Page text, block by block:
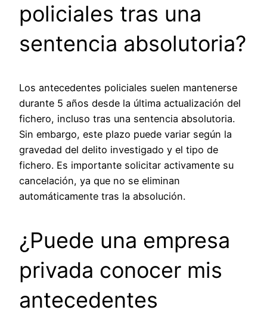
policiales tras una
sentencia absolutoria?
Los antecedentes policiales suelen mantenerse
durante 5 años desde la última actualización del
fichero, incluso tras una sentencia absolutoria.
Sin embargo, este plazo puede variar según la
gravedad del delito investigado y el tipo de
fichero. Es importante solicitar activamente su
cancelación, ya que no se eliminan
automáticamente tras la absolución.
¿Puede una empresa
privada conocer mis
antecedentes